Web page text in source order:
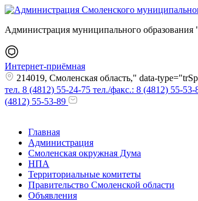
Администрация муниципального
Интернет-приёмная
214019, Смоленская область," data-
тел. 8 (4812) 55-24-75 тел./факс.: 8 (4812) 55-
(4812) 55-53-89
Главная
Администрация
Смоленская окружная Дума
НПА
Территориальные комитеты
Правительство Смоленской области
Объявления